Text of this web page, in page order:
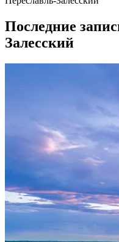
Последние
Залесский